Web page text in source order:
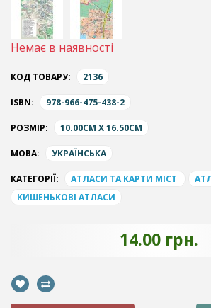
Немає в наявності
КОД ТОВАРУ: 2136
ISBN: 978-966-475-438-2
РОЗМІР: 10.00CM X 16.50CM
МОВА: УКРАЇНСЬКА
КАТЕГОРІЇ: АТЛАСИ ТА КАРТИ МІСТ
КИШЕНЬКОВІ АТЛАСИ
14.00 грн.